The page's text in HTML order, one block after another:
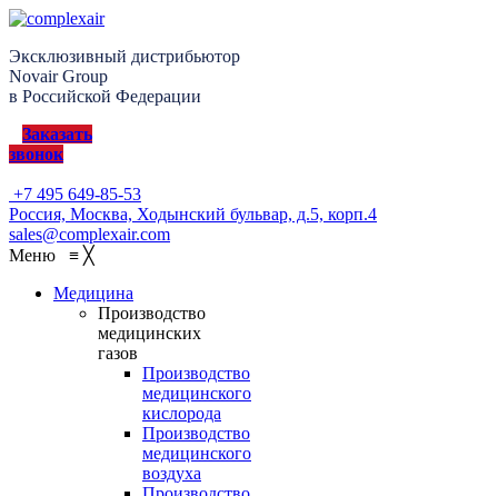
Эксклюзивный дистрибьютор
Novair Group
в Российской Федерации
Заказать
звонок
+7 495 649-85-53
Россия, Москва, Ходынский бульвар, д.5, корп.4
sales@complexair.com
Меню ≡ ╳
Медицина
Производство
медицинских
газов
Производство
медицинского
кислорода
Производство
медицинского
воздуха